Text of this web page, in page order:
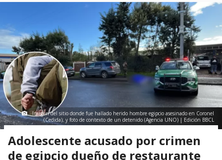
Imagen del sitio donde fue hallado herido hombre egipcio asesinado en Coronel
(Cedida); y foto de contexto de un detenido (Agencia UNO) | Edición BBCL
Adolescente acusado por crimen
de egipcio dueño de restaurante